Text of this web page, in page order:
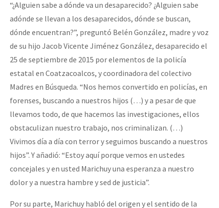
“¿Alguien sabe a dónde va un desaparecido? ¿Alguien sabe
adónde se llevan a los desaparecidos, dónde se buscan,
dónde encuentran?”, preguntó Belén González, madre y voz
de su hijo Jacob Vicente Jiménez González, desaparecido el
25 de septiembre de 2015 por elementos de la policía
estatal en Coatzacoalcos, y coordinadora del colectivo
Madres en Búsqueda. “Nos hemos convertido en policías, en
forenses, buscando a nuestros hijos (…) y a pesar de que
llevamos todo, de que hacemos las investigaciones, ellos
obstaculizan nuestro trabajo, nos criminalizan. (…)
Vivimos día a día con terror y seguimos buscando a nuestros
hijos”. Y añadió: “Estoy aquí porque vemos en ustedes
concejales y en usted Marichuy una esperanza a nuestro
dolor y a nuestra hambre y sed de justicia”.
Por su parte, Marichuy habló del origen y el sentido de la